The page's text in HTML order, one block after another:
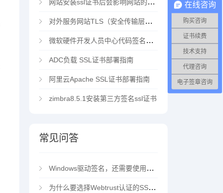
网站安装ssl证书后会影响网站的访问速度吗？
对外服务网站TLS（安全传输层协议）部署指南
微软硬件开发人员中心代码签名证书选购指南
ADC负载 SSL证书部署指南
阿里云Apache SSL证书部署指南
zimbra8.5.1安装第三方签名ssl证书
常见问答
Windows驱动签名，还需要使用EV代码签名证书吗？
为什么要选择Webtrust认证的SSL证书？
在线咨询
购买咨询
证书续费
技术支持
代理咨询
电子签章咨询